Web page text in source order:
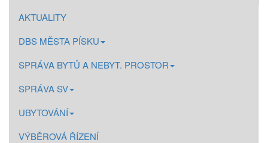
AKTUALITY
DBS MĚSTA PÍSKU
SPRÁVA BYTŮ A NEBYT. PROSTOR
SPRÁVA SV
UBYTOVÁNÍ
VÝBĚROVÁ ŘÍZENÍ